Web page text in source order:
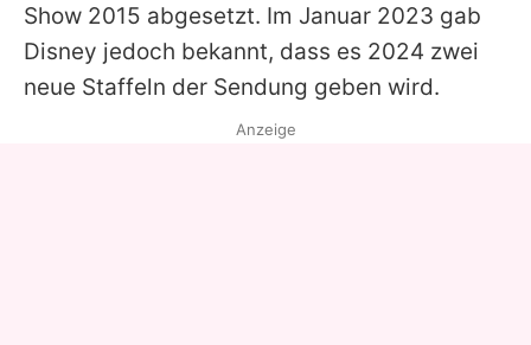
Show 2015 abgesetzt. Im Januar 2023 gab
Disney jedoch bekannt, dass es 2024 zwei
neue Staffeln der Sendung geben wird.
Anzeige